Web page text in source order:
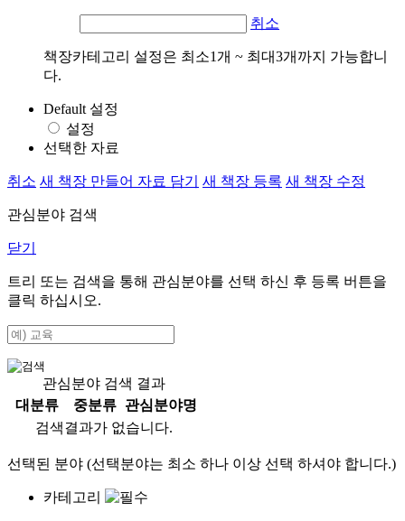
취소
책장카테고리 설정은 최소1개 ~ 최대3개까지 가능합니
다.
Default 설정
설정
선택한 자료
취소 새 책장 만들어 자료 담기 새 책장 등록 새 책장 수정
관심분야 검색
닫기
트리 또는 검색을 통해 관심분야를 선택 하신 후 등록 버튼을
클릭 하십시오.
관심분야 검색 결과
대분류
중분류
관심분야명
검색결과가 없습니다.
선택된 분야 (선택분야는 최소 하나 이상 선택 하셔야 합니다.)
카테고리